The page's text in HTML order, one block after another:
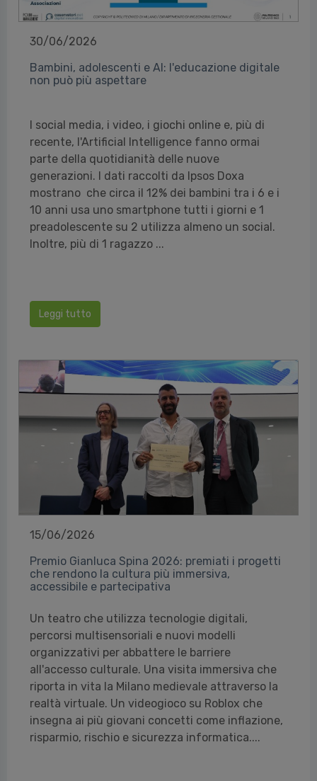
30/06/2026
Bambini, adolescenti e AI: l'educazione digitale
non può più aspettare
I social media, i video, i giochi online e, più di
recente, l'Artificial Intelligence fanno ormai
parte della quotidianità delle nuove
generazioni. I dati raccolti da Ipsos Doxa
mostrano che circa il 12% dei bambini tra i 6 e i
10 anni usa uno smartphone tutti i giorni e 1
preadolescente su 2 utilizza almeno un social.
Inoltre, più di 1 ragazzo ...
Leggi tutto
15/06/2026
Premio Gianluca Spina 2026: premiati i progetti
che rendono la cultura più immersiva,
accessibile e partecipativa
Un teatro che utilizza tecnologie digitali,
percorsi multisensoriali e nuovi modelli
organizzativi per abbattere le barriere
all'accesso culturale. Una visita immersiva che
riporta in vita la Milano medievale attraverso la
realtà virtuale. Un videogioco su Roblox che
insegna ai più giovani concetti come inflazione,
risparmio, rischio e sicurezza informatica....